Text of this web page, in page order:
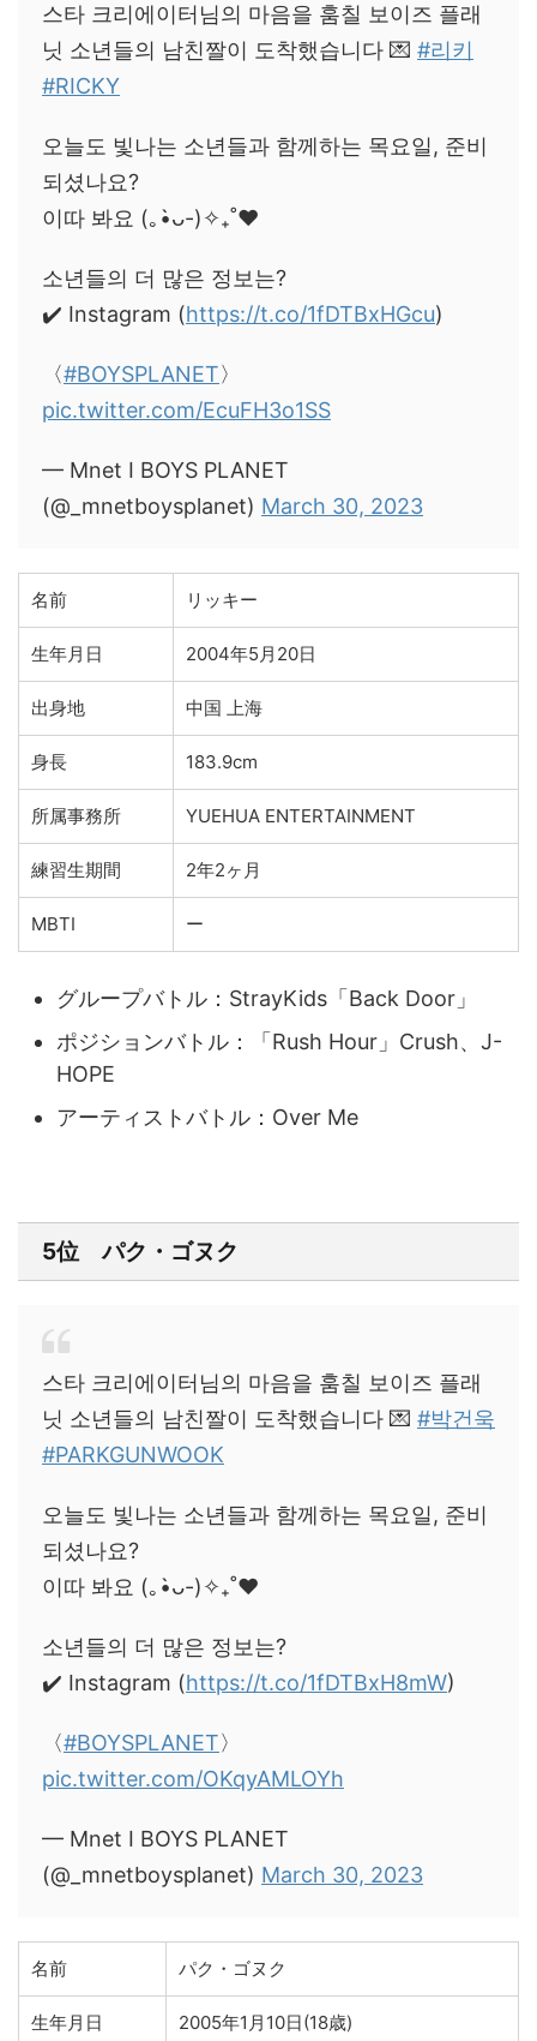
스타 크리에이터님의 마음을 훔칠 보이즈 플래
닛 소년들의 남친짤이 도착했습니다 💌 #리키
#RICKY
오늘도 빛나는 소년들과 함께하는 목요일, 준비
되셨나요?
이따 봐요 (｡•̀ᴗ-)✧₊˚❤️
소년들의 더 많은 정보는?
✔️ Instagram (https://t.co/1fDTBxHGcu)
〈#BOYSPLANET〉
pic.twitter.com/EcuFH3o1SS
— Mnet I BOYS PLANET
(@_mnetboysplanet) March 30, 2023
名前 リッキー
生年月日 2004年5月20日
出身地 中国 上海
身長 183.9cm
所属事務所 YUEHUA ENTERTAINMENT
練習生期間 2年2ヶ月
MBTI ー
グループバトル：StrayKids「Back Door」
ポジションバトル：「Rush Hour」Crush、J-
HOPE
アーティストバトル： Over Me
5位 パク・ゴヌク
스타 크리에이터님의 마음을 훔칠 보이즈 플래
닛 소년들의 남친짤이 도착했습니다 💌 #박건욱
#PARKGUNWOOK
오늘도 빛나는 소년들과 함께하는 목요일, 준비
되셨나요?
이따 봐요 (｡•̀ᴗ-)✧₊˚❤️
소년들의 더 많은 정보는?
✔️ Instagram (https://t.co/1fDTBxH8mW)
〈#BOYSPLANET〉
pic.twitter.com/OKqyAMLOYh
— Mnet I BOYS PLANET
(@_mnetboysplanet) March 30, 2023
名前 パク・ゴヌク
生年月日 2005年1月10日(18歳)